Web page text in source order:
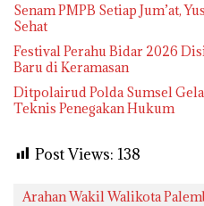
Senam PMPB Setiap Jum’at,
Sehat
Festival Perahu Bidar 2026
Baru di Keramasan
Ditpolairud Polda Sumsel
Teknis Penegakan Hukum
Post Views: 138
Arahan Wakil Walikota